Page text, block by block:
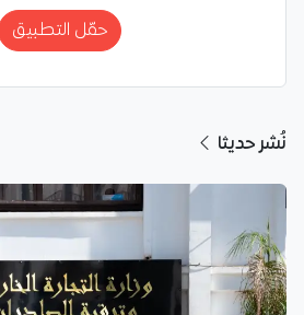
حمّل التطبيق
نُشر حديثا